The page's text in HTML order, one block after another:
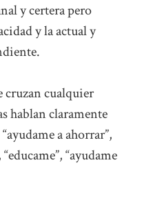
y certera pero
y la actual y
cruzan cualquier
hablan claramente
a ahorrar”,
“ayudame